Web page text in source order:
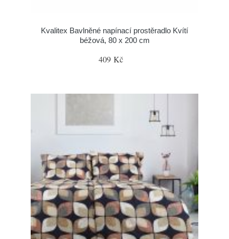
Kvalitex Bavlněné napínací prostěradlo Kvítí
béžová, 80 x 200 cm
409 Kč